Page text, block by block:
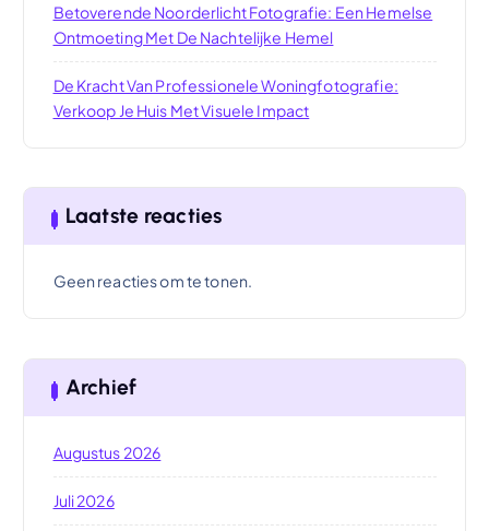
Betoverende Noorderlicht Fotografie: Een Hemelse
Ontmoeting Met De Nachtelijke Hemel
De Kracht Van Professionele Woningfotografie:
Verkoop Je Huis Met Visuele Impact
Laatste reacties
Geen reacties om te tonen.
Archief
Augustus 2026
Juli 2026